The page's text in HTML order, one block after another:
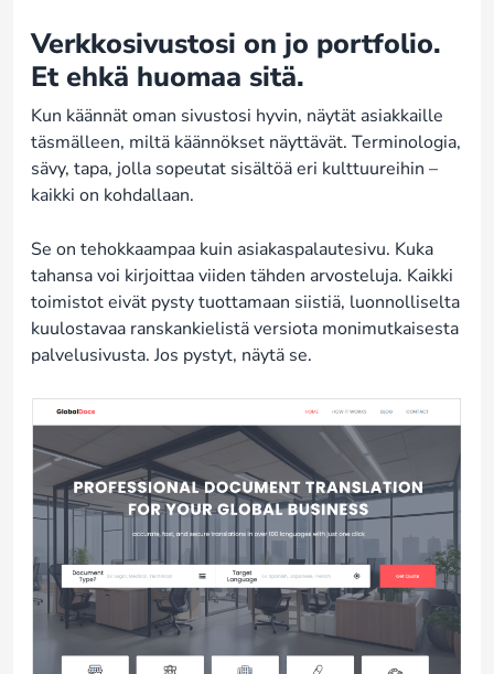
Verkkosivustosi on jo portfolio.
Et ehkä huomaa sitä.
Kun käännät oman sivustosi hyvin, näytät asiakkaille
täsmälleen, miltä käännökset näyttävät. Terminologia,
sävy, tapa, jolla sopeutat sisältöä eri kulttuureihin –
kaikki on kohdallaan.
Se on tehokkaampaa kuin asiakaspalautesivu. Kuka
tahansa voi kirjoittaa viiden tähden arvosteluja. Kaikki
toimistot eivät pysty tuottamaan siistiä, luonnolliselta
kuulostavaa ranskankielistä versiota monimutkaisesta
palvelusivusta. Jos pystyt, näytä se.